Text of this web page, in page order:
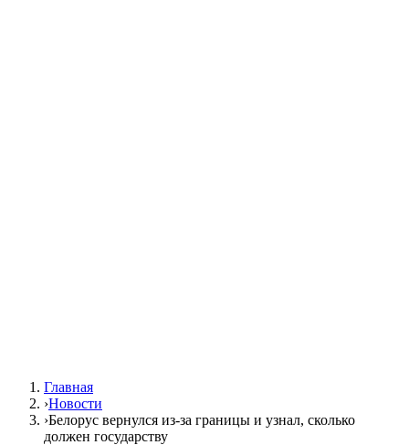
Главная
›Новости
›Белорус вернулся из-за границы и узнал, сколько
должен государству